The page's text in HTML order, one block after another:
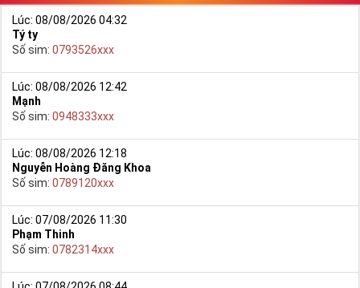
Lúc: 08/08/2026 04:32
Tý ty
Số sim: 0793526xxx
Lúc: 08/08/2026 12:42
Mạnh
Số sim: 0948333xxx
Lúc: 08/08/2026 12:18
Nguyễn Hoàng Đăng Khoa
Số sim: 0789120xxx
Lúc: 07/08/2026 11:30
Phạm Thinh
Số sim: 0782314xxx